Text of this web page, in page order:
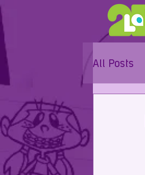
All Posts